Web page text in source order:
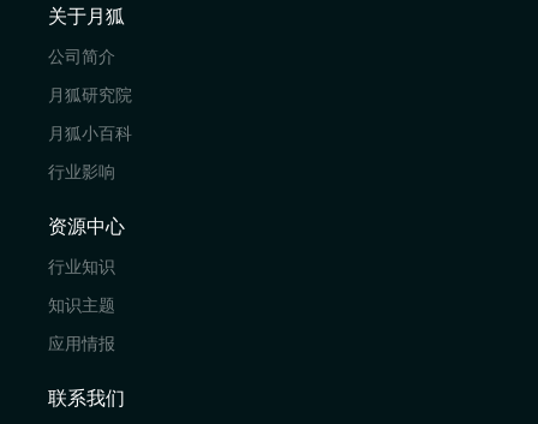
关于月狐
公司简介
月狐研究院
月狐小百科
行业影响
资源中心
行业知识
知识主题
应用情报
联系我们